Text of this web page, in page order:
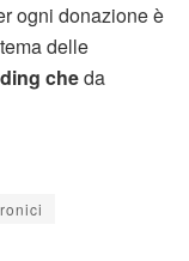
ogni donazione è
delle
cheda